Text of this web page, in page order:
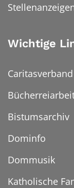
Wichtige
Bistumsarchiv
Dominfo
Dommusik
Katholische